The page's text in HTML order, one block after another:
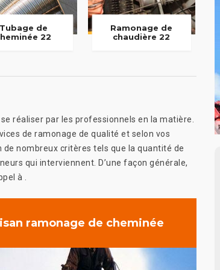
Tubage de
22
Ramonage de
chaudière 22
réaliser par les professionnels en la matière.
de ramonage de qualité et selon vos
nombreux critères tels que la quantité de
qui interviennent. D’une façon générale,
à .
ramonage de cheminée